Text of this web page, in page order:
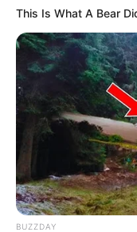
This Is What A Bear
BUZZDAY